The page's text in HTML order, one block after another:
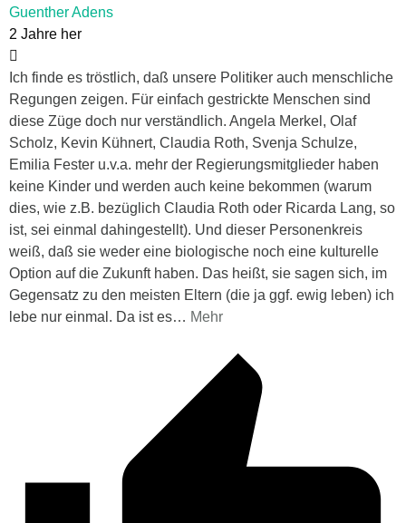
Guenther Adens
2 Jahre her
Ich finde es tröstlich, daß unsere Politiker auch menschliche
Regungen zeigen. Für einfach gestrickte Menschen sind
diese Züge doch nur verständlich. Angela Merkel, Olaf
Scholz, Kevin Kühnert, Claudia Roth, Svenja Schulze,
Emilia Fester u.v.a. mehr der Regierungsmitglieder haben
keine Kinder und werden auch keine bekommen (warum
dies, wie z.B. bezüglich Claudia Roth oder Ricarda Lang, so
ist, sei einmal dahingestellt). Und dieser Personenkreis
weiß, daß sie weder eine biologische noch eine kulturelle
Option auf die Zukunft haben. Das heißt, sie sagen sich, im
Gegensatz zu den meisten Eltern (die ja ggf. ewig leben) ich
lebe nur einmal. Da ist es… Mehr